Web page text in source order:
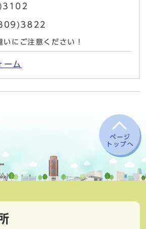
にご注意ください！
ーム
ページ
トップへ